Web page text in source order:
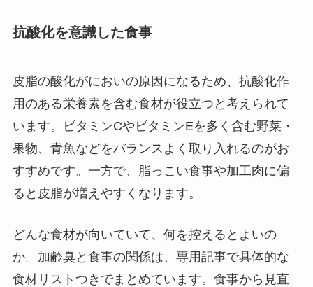
抗酸化を意識した食事
皮脂の酸化がにおいの原因になるため、抗酸化作
用のある栄養素を含む食材が役立つと考えられて
います。ビタミンCやビタミンEを多く含む野菜・
果物、青魚などをバランスよく取り入れるのがお
すすめです。一方で、脂っこい食事や加工肉に偏
ると皮脂が増えやすくなります。
どんな食材が向いていて、何を控えるとよいの
か。加齢臭と食事の関係は、専用記事で具体的な
食材リストつきでまとめています。食事から見直